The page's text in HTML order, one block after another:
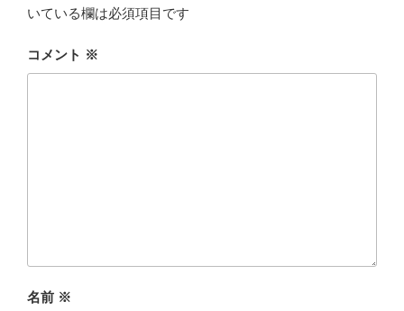
いている欄は必須項目です
コメント ※
名前 ※